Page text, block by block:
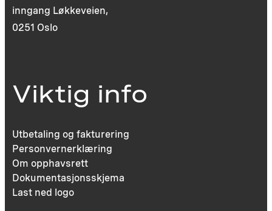
inngang Løkkeveien,
0251 Oslo
Viktig info
Utbetaling og fakturering
Personvernerklæring
Om opphavsrett
Dokumentasjonsskjema
Last ned logo